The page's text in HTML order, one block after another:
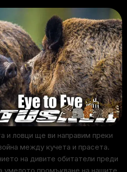
и ловци ще ви направим преки
между кучета и прасета.
на дивите обитатели преди